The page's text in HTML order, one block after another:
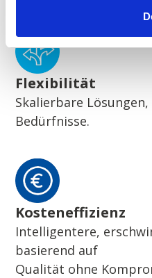
Flexibilität
Skalierbare
Bedürfnisse.
Kosteneffizienz
Intelligentere,
basierend auf
Qualität ohne